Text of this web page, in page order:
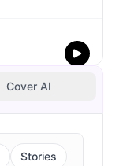
Cover AI
Stories